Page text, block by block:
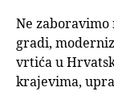
Ne zaboravimo
gradi,
vrtića u
krajevima,